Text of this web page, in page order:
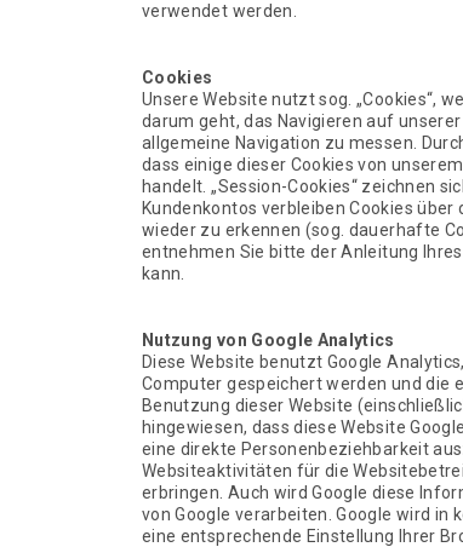
verwendet werden.
Cookies
Unsere Website nutzt sog. „Cookies“,
darum geht, das Navigieren auf
allgemeine Navigation zu messen.
dass einige dieser Cookies von
handelt. „Session-Cookies“ zeichnen
Kundenkontos verbleiben Cookies
wieder zu erkennen (sog. dauerhafte
entnehmen Sie bitte der Anleitung
kann.
Nutzung von Google Analytics
Diese Website benutzt Google
Computer gespeichert werden und die
Benutzung dieser Website
hingewiesen, dass diese Website
eine direkte Personenbeziehbarkeit
Websiteaktivitäten für die
erbringen. Auch wird Google diese
von Google verarbeiten. Google wird in
eine entsprechende Einstellung Ihrer